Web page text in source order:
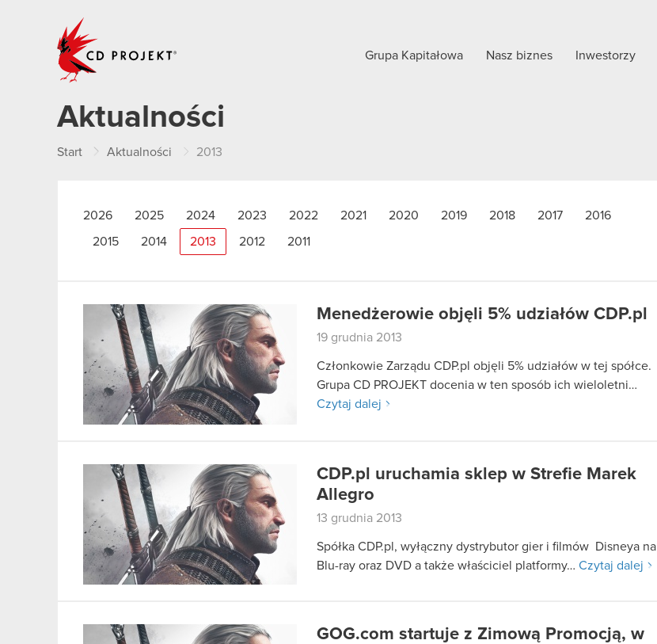
Grupa Kapitałowa Nasz biznes Inwestorzy
Aktualności
Start Aktualności 2013
2026 2025 2024 2023 2022 2021 2020 2019 2018 2017 2016
2015 2014 2013 2012 2011
Menedżerowie objęli 5% udziałów CDP.pl
19 grudnia 2013
Członkowie Zarządu CDP.pl objęli 5% udziałów w tej spółce.
Grupa CD PROJEKT docenia w ten sposób ich wieloletni…
Czytaj dalej
CDP.pl uruchamia sklep w Strefie Marek
Allegro
13 grudnia 2013
Spółka CDP.pl, wyłączny dystrybutor gier i filmów Disneya na
Blu-ray oraz DVD a także właściciel platformy… Czytaj dalej
GOG.com startuje z Zimową Promocją, w